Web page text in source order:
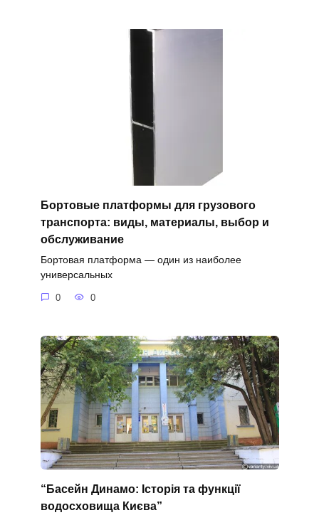
Бортовые платформы для грузового
транспорта: виды, материалы, выбор и
обслуживание
Бортовая платформа — один из наиболее
универсальных
0 0
“Басейн Динамо: Історія та функції
водосховища Києва”